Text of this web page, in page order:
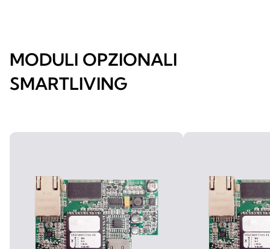
MODULI OPZIONALI
SMARTLIVING